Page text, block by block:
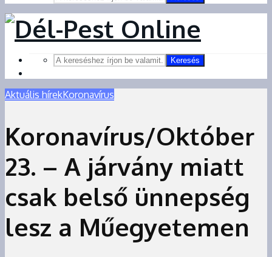
Keresés
Aktuális hírekKoronavírus
Koronavírus/Október
23. – A járvány miatt
csak belső ünnepség
lesz a Műegyetemen